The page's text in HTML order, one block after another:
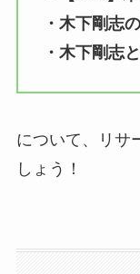
・木下剛志
・木下剛志
について、リサ
しょう！